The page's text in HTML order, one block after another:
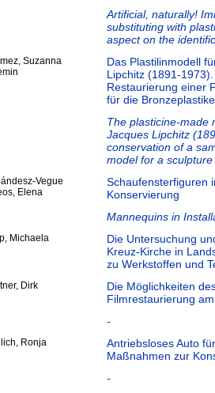
Artificial, naturally!
substituting with
aspect on the
Suzanna
Das Plastilinmodell
Lipchitz (1891-
Restaurierung einer
für die
The plasticine-made
Jacques Lipchitz
conservation of a
model for a sculpture
Vegue
Elena
Schaufensterfiguren
Konservierung
Mannequins in
Michaela
Die Untersuchung
Kreuz‐Kirche in
zu Werkstoffen und
Dirk
Die Möglichkeiten
Filmrestaurierung
-
Ronja
Antriebsloses Auto
Maßnahmen zur
-